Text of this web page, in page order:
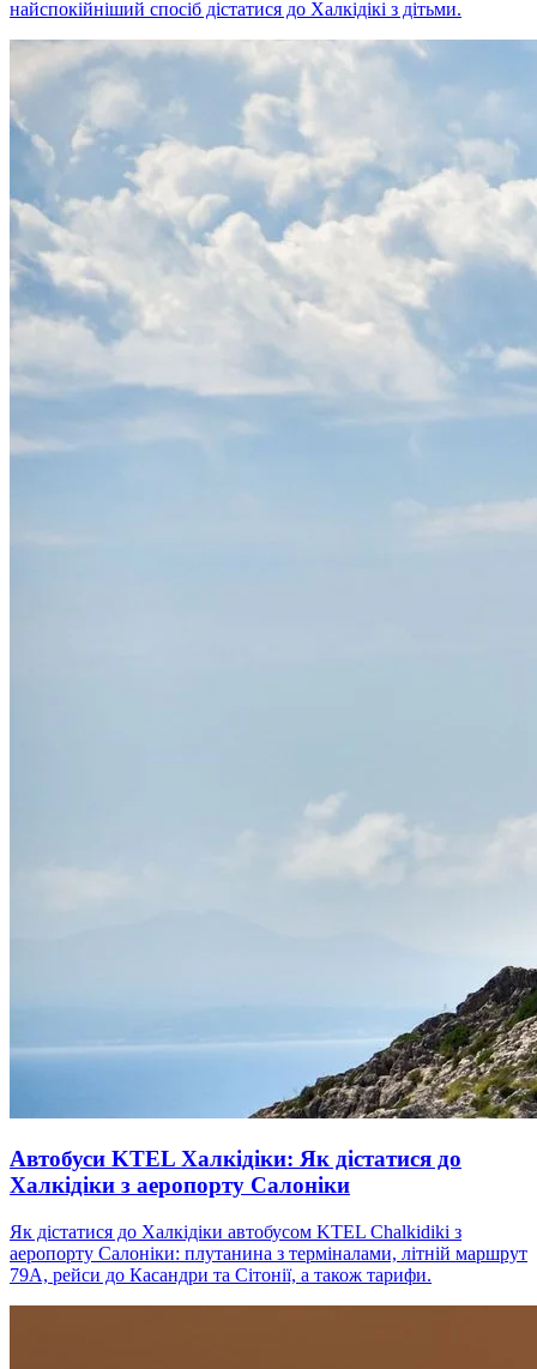
найспокійніший спосіб дістатися до Халкідікі з дітьми.
Автобуси KTEL Халкідіки: Як дістатися до
Халкідіки з аеропорту Салоніки
Як дістатися до Халкідіки автобусом KTEL Chalkidiki з
аеропорту Салоніки: плутанина з терміналами, літній маршрут
79A, рейси до Касандри та Сітонії, а також тарифи.